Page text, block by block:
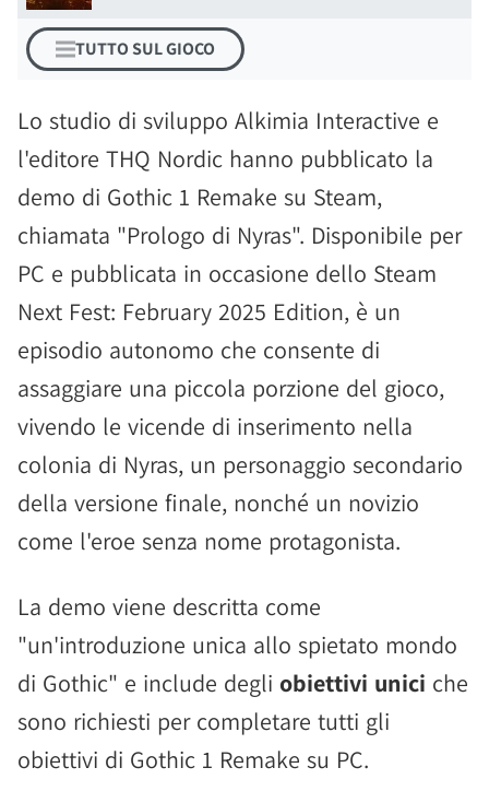
TUTTO SUL GIOCO
Lo studio di sviluppo Alkimia Interactive e
l'editore THQ Nordic hanno pubblicato la
demo di Gothic 1 Remake su Steam,
chiamata "Prologo di Nyras". Disponibile per
PC e pubblicata in occasione dello Steam
Next Fest: February 2025 Edition, è un
episodio autonomo che consente di
assaggiare una piccola porzione del gioco,
vivendo le vicende di inserimento nella
colonia di Nyras, un personaggio secondario
della versione finale, nonché un novizio
come l'eroe senza nome protagonista.
La demo viene descritta come
"un'introduzione unica allo spietato mondo
di Gothic" e include degli obiettivi unici che
sono richiesti per completare tutti gli
obiettivi di Gothic 1 Remake su PC.